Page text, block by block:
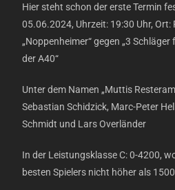
Hier steht schon der erste Termin
05.06.2024, Uhrzeit: 19:30 Uhr, Ort:
„Noppenheimer“ gegen „3
der A40“
Unter dem Namen „Muttis
Sebastian Schidzick, Marc-Peter
Schmidt und Lars Overländer
In der Leistungsklasse C: 0-4200,
besten Spielers nicht höher als